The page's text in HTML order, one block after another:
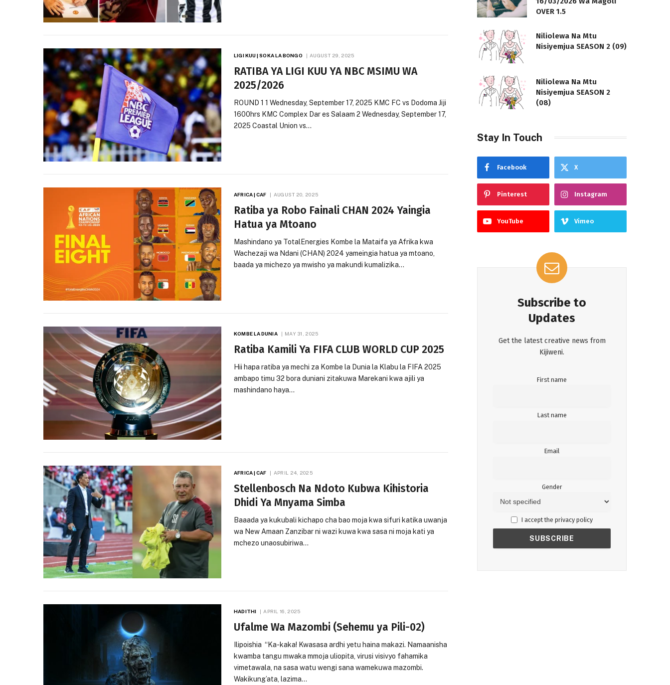
LIGI KUU | SOKA LA BONGO AUGUST 29, 2025
RATIBA YA LIGI KUU YA NBC MSIMU WA
2025/2026
ROUND 1 1 Wednesday, September 17, 2025 KMC FC vs Dodoma Jiji
1600hrs KMC Complex Dar es Salaam 2 Wednesday, September 17,
2025 Coastal Union vs…
AFRICA | CAF AUGUST 20, 2025
Ratiba ya Robo Fainali CHAN 2024 Yaingia
Hatua ya Mtoano
Mashindano ya TotalEnergies Kombe la Mataifa ya Afrika kwa
Wachezaji wa Ndani (CHAN) 2024 yameingia hatua ya mtoano,
baada ya michezo ya mwisho ya makundi kumalizika…
KOMBE LA DUNIA MAY 31, 2025
Ratiba Kamili Ya FIFA CLUB WORLD CUP 2025
Hii hapa ratiba ya mechi za Kombe la Dunia la Klabu la FIFA 2025
ambapo timu 32 bora duniani zitakuwa Marekani kwa ajili ya
mashindano haya…
AFRICA | CAF APRIL 24, 2025
Stellenbosch Na Ndoto Kubwa Kihistoria
Dhidi Ya Mnyama Simba
Baaada ya kukubali kichapo cha bao moja kwa sifuri katika uwanja
wa New Amaan Zanzibar ni wazi kuwa kwa sasa ni moja kati ya
mchezo unaosubiriwa…
HADITHI APRIL 16, 2025
Ufalme Wa Mazombi (Sehemu ya Pili-02)
Ilipoishia “Ka-kaka! Kwasasa ardhi yetu haina makazi. Namaanisha
kwamba tangu mwaka mmoja uliopita, virusi visivyo fahamika
vimetawala, na sasa watu wengi sana wamekuwa mazombi.
Wakikung’ata, lazima…
OVER 1.5
Niliolewa Na Mtu
Nisiyemjua SEASON 2 (09)
Niliolewa Na Mtu
Nisiyemjua SEASON 2
(08)
Stay In Touch
Facebook X
Pinterest Instagram
YouTube Vimeo
Subscribe to
Updates
Get the latest creative news from
Kijiweni.
First name
Last name
Email
Gender
I accept the privacy policy